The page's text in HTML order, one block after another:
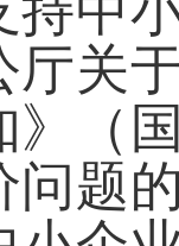
持中
厅关
》（
问题